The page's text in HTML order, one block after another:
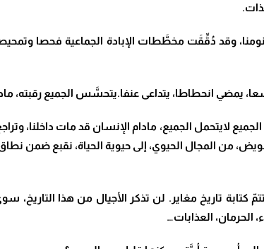
وقد دُقِّقَت مخطَّطات الإبادة الجماعية فحصا
يمضي انحطاطا، يتداعى عنفا.يتحسَّس الجميع رقبته،
لايتحمل الجميع، مادام الإنسان قد مات داخلنا،
من المجال الحيوي، إلى حيوية الحياة، نقبع ضمن
كتابة تاريخ مغاير. لن تذكر الأجيال من هذا
الحرمان، العذابات…